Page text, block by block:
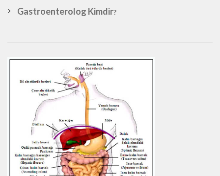
Gastroenterolog Kimdir?